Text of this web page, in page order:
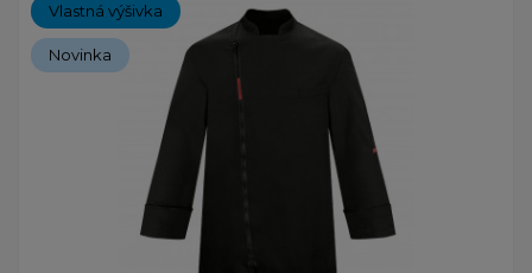
Vlastná výšivka
Novinka